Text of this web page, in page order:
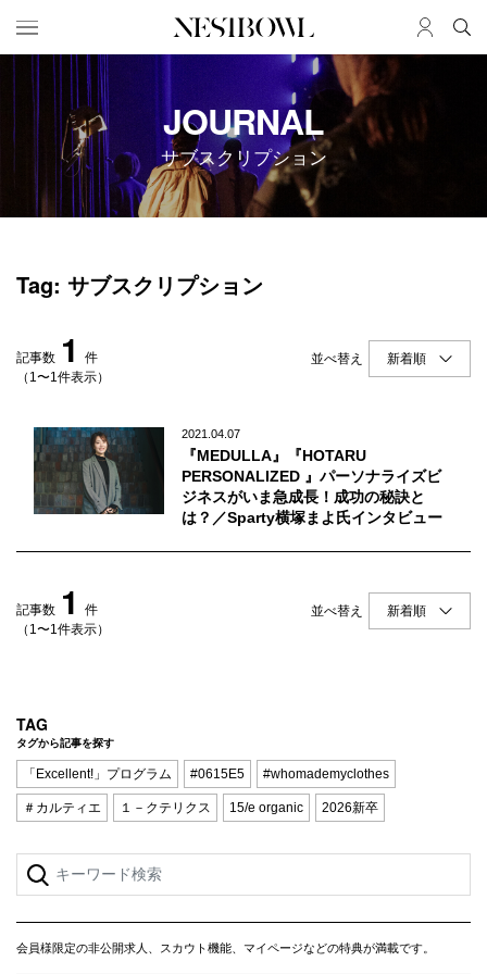
HOME
求人検索
新着求人
ブランド一覧
インタビュー
ニュース＆イベント
データ
コラボ募集一覧
SERVICE
初めての方へ
Q&A
企業担当の方へ
ログイン
会員登録
JOURNAL
サブスクリプション
Tag: サブスクリプション
記事数 1
件
（1〜1件表示）
並べ替え
2021.04.07
『MEDULLA』『HOTARU
PERSONALIZED 』パーソナライズビ
ジネスがいま急成長！成功の秘訣と
は？／Sparty横塚まよ氏インタビュー
記事数 1
件
（1〜1件表示）
並べ替え
TAG
タグから記事を探す
「Excellent!」プログラム #0615E5 #whomademyclothes
＃カルティエ １－クテリクス 15/e organic 2026新卒
会員様限定の非公開求人、スカウト機能、マイページなどの特典が満載です。